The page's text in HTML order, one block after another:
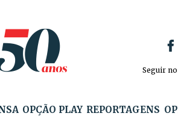
Seguir no
OPÇÃO PLAY REPORTAGENS